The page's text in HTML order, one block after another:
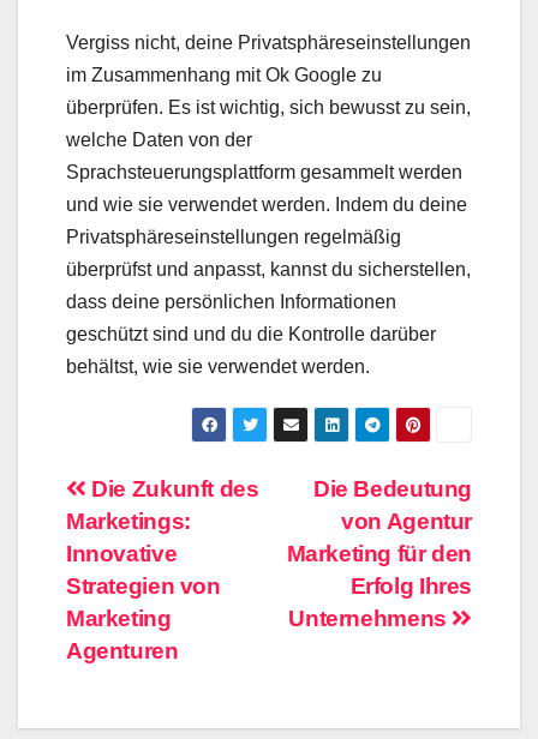
Vergiss nicht, deine Privatsphäreseinstellungen
im Zusammenhang mit Ok Google zu
überprüfen. Es ist wichtig, sich bewusst zu sein,
welche Daten von der
Sprachsteuerungsplattform gesammelt werden
und wie sie verwendet werden. Indem du deine
Privatsphäreseinstellungen regelmäßig
überprüfst und anpasst, kannst du sicherstellen,
dass deine persönlichen Informationen
geschützt sind und du die Kontrolle darüber
behältst, wie sie verwendet werden.
Beitragsnavigation
Die Bedeutung
von Agentur
Marketing für den
Erfolg Ihres
Unternehmens
Die Zukunft des
Marketings:
Innovative
Strategien von
Marketing
Agenturen